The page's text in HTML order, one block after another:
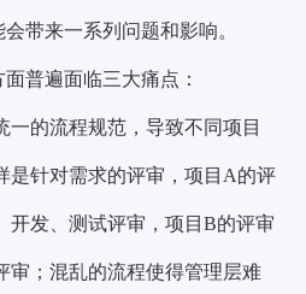
带来一系列问题和影响。
普遍面临三大痛点：
一的流程规范，导致不同项目
是针对需求的评审，项目A的评
开发、测试评审，项目B的评审
审；混乱的流程使得管理层难